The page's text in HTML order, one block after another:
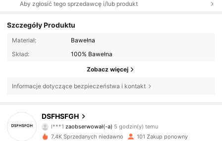
Aby zgłosić tego sprzedawcę i/lub produkt
Szczegóły Produktu
Materiał:
Bawełna
Skład:
100% Bawełna
Zobacz więcej
Informacje dotyczące bezpieczeństwa i kontakt
DSFHSFGH
l***1zaobserwował(-a)
l***o przegląda
4,57
304 Obserwujący
7.4K Sprzedanych niedawno 101 Zakup ponowny